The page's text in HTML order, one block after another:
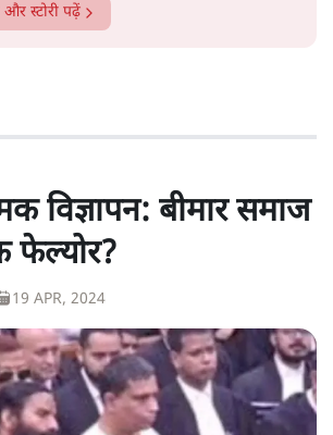
स्टोरी पढ़ें
विज्ञापन: बीमार समाज
फेल्योर?
19 APR, 2024